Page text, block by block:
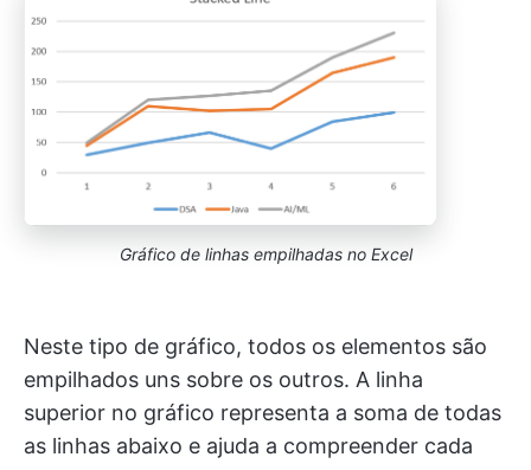
Gráfico de linhas empilhadas no Excel
Neste tipo de gráfico, todos os elementos são
empilhados uns sobre os outros. A linha
superior no gráfico representa a soma de todas
as linhas abaixo e ajuda a compreender cada